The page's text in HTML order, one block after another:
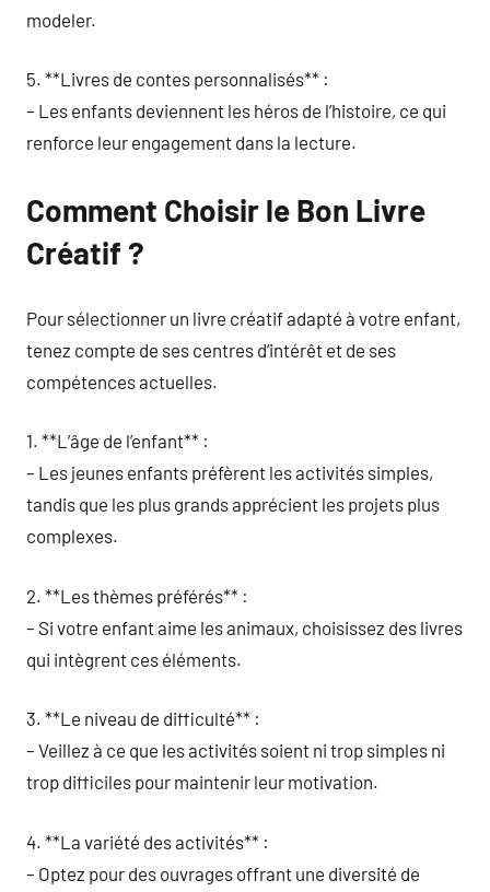
modeler.
5. **Livres de contes personnalisés** :
– Les enfants deviennent les héros de l’histoire, ce qui
renforce leur engagement dans la lecture.
Comment Choisir le Bon Livre
Créatif ?
Pour sélectionner un livre créatif adapté à votre enfant,
tenez compte de ses centres d’intérêt et de ses
compétences actuelles.
1. **L’âge de l’enfant** :
– Les jeunes enfants préfèrent les activités simples,
tandis que les plus grands apprécient les projets plus
complexes.
2. **Les thèmes préférés** :
– Si votre enfant aime les animaux, choisissez des livres
qui intègrent ces éléments.
3. **Le niveau de difficulté** :
– Veillez à ce que les activités soient ni trop simples ni
trop difficiles pour maintenir leur motivation.
4. **La variété des activités** :
– Optez pour des ouvrages offrant une diversité de